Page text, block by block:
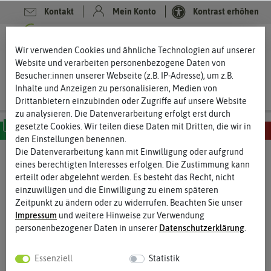
Kontakt Mein Konto Kontrast erhöhen
MILD SCHARF SEHR SCHARF EXTREM SCHARF HÖLLISCH SCHARF
-50%
Wir verwenden Cookies und ähnliche Technologien auf unserer
Website und verarbeiten personenbezogene Daten von
Besucher:innen unserer Webseite (z.B. IP-Adresse), um z.B.
Inhalte und Anzeigen zu personalisieren, Medien von
Drittanbietern einzubinden oder Zugriffe auf unsere Website
zu analysieren. Die Datenverarbeitung erfolgt erst durch
gesetzte Cookies. Wir teilen diese Daten mit Dritten, die wir in
den Einstellungen benennen.
Die Datenverarbeitung kann mit Einwilligung oder aufgrund
eines berechtigten Interesses erfolgen. Die Zustimmung kann
erteilt oder abgelehnt werden. Es besteht das Recht, nicht
einzuwilligen und die Einwilligung zu einem späteren
Zeitpunkt zu ändern oder zu widerrufen. Beachten Sie unser
Impressum und weitere Hinweise zur Verwendung
personenbezogener Daten in unserer Daten­schutz­erklärung.
Essenziell Statistik